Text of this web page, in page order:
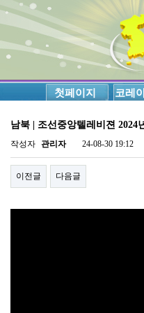
첫페이지 코레
남북 | 조선중앙텔레비젼 2024
작성자 관리자 24-08-30 19:12
이전글 다음글